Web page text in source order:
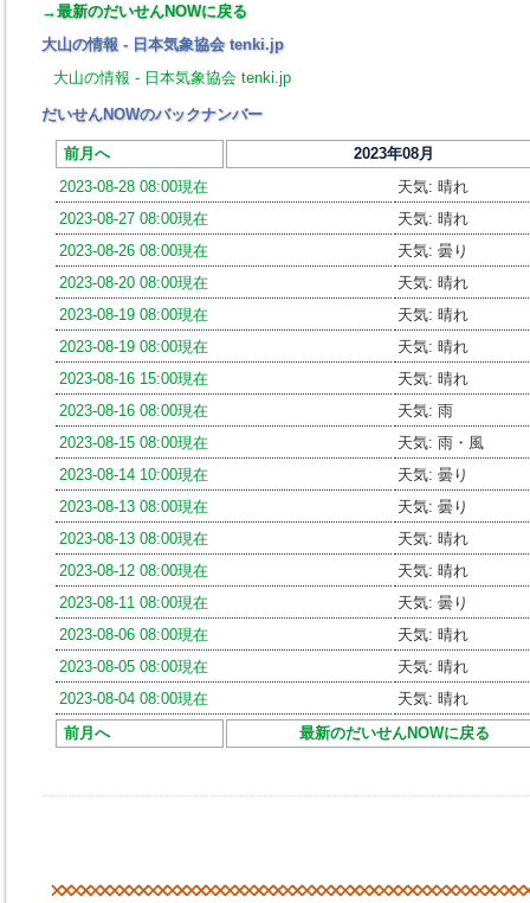
→最新のだいせんNOWに戻る
大山の情報 - 日本気象協会 tenki.jp
大山の情報 - 日本気象協会 tenki.jp
だいせんNOWのバックナンバー
前月へ
2023年08月
2023-08-28 08:00現在
天気: 晴れ
2023-08-27 08:00現在
天気: 晴れ
2023-08-26 08:00現在
天気: 曇り
2023-08-20 08:00現在
天気: 晴れ
2023-08-19 08:00現在
天気: 晴れ
2023-08-19 08:00現在
天気: 晴れ
2023-08-16 15:00現在
天気: 晴れ
2023-08-16 08:00現在
天気: 雨
2023-08-15 08:00現在
天気: 雨・風
2023-08-14 10:00現在
天気: 曇り
2023-08-13 08:00現在
天気: 曇り
2023-08-13 08:00現在
天気: 晴れ
2023-08-12 08:00現在
天気: 晴れ
2023-08-11 08:00現在
天気: 曇り
2023-08-06 08:00現在
天気: 晴れ
2023-08-05 08:00現在
天気: 晴れ
2023-08-04 08:00現在
天気: 晴れ
前月へ
最新のだいせんNOWに戻る